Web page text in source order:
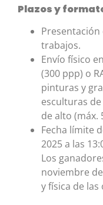
Plazos y
Presentación
trabajos.
Envío físico
(300 ppp) o
pinturas y
esculturas de
de alto (máx.
Fecha límite
2025 a las
Los
noviembre
y física de